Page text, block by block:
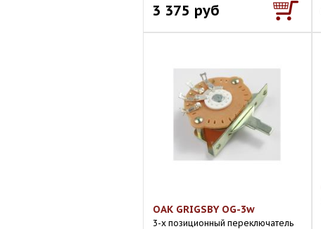
3 375 руб
OAK GRIGSBY OG-3w
3-х позиционный переключатель